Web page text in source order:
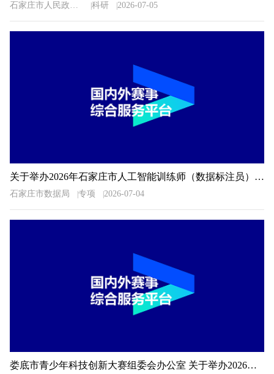
石家庄市人民政府办公室 科研 2026-07-05
关于举办2026年石家庄市人工智能训练师（数据标注员）职业技能大赛的通知
石家庄市数据局 专项 2026-07-04
娄底市青少年科技创新大赛组委会办公室 关于举办2026年娄底市青少年科技创新大赛的预通知